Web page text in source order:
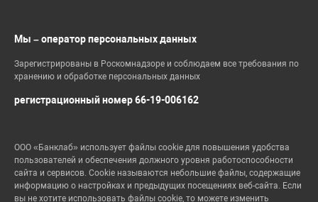
Мы – оператор персональных данных
Зарегистрированы в Роскомнадзоре и соблюдаем все требования по
хранению и обработке персональных данных
регистрационный номер 66-19-006162
ООО «Банклаб» использует файлы cookie для повышения удобства
пользователей и обеспечения должного уровня работоспособности
сайта и сервисов. Cookie называются небольшие файлы, содержащие
информацию о настройках и предыдущих посещениях веб-сайта. Если
вы не хотите использовать файлы cookie, то можете изменить